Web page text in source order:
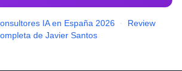
IA en España 2026 ·
Review
de Javier Santos